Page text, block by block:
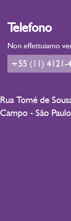
Telefono
Non effettuiamo
+55 (11) 4121-
Rua Tomé de
Campo - São